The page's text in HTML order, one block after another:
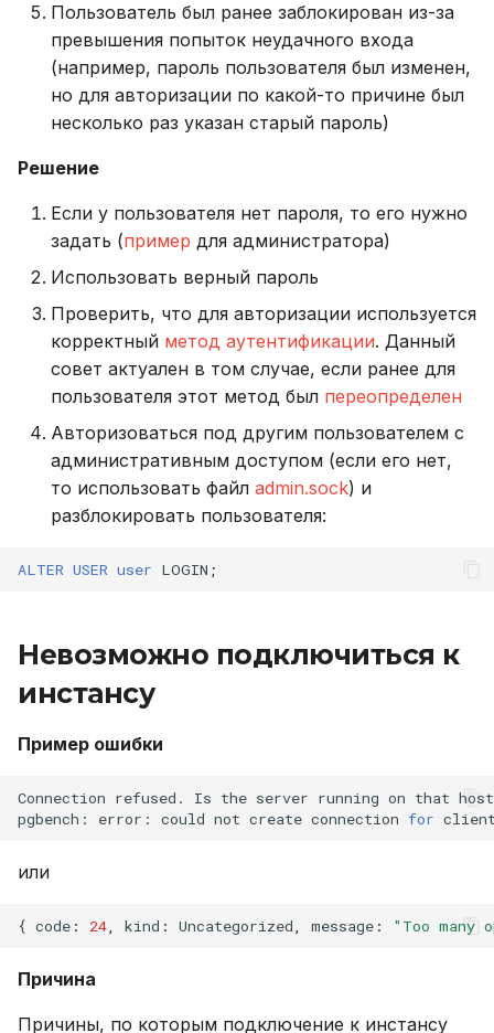
Пользователь был ранее заблокирован из-за
превышения попыток неудачного входа
(например, пароль пользователя был изменен,
но для авторизации по какой-то причине был
несколько раз указан старый пароль)
Решение
Если у пользователя нет пароля, то его нужно
задать (пример для администратора)
Использовать верный пароль
Проверить, что для авторизации используется
корректный метод аутентификации. Данный
совет актуален в том случае, если ранее для
пользователя этот метод был переопределен
Авторизоваться под другим пользователем с
административным доступом (если его нет,
то использовать файл admin.sock) и
разблокировать пользователя:
ALTER USER user LOGIN ;
Невозможно подключиться к
инстансу
Пример ошибки
Connection refused. Is the server running on that host
pgbench:
error: could not create connection for
или
{ code : 24 kind : Uncategorized message : "Too many
Причина
Причины, по которым подключение к инстансу